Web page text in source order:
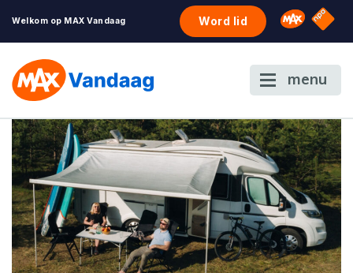
Welkom op MAX Vandaag Word lid Omroep
NPO
menu